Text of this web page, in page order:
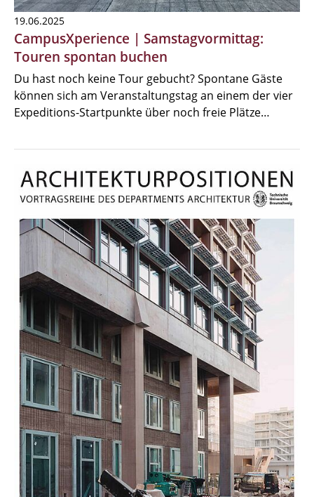
19.06.2025
CampusXperience | Samstagvormittag:
Touren spontan buchen
Du hast noch keine Tour gebucht? Spontane Gäste
können sich am Veranstaltungstag an einem der vier
Expeditions-Startpunkte über noch freie Plätze…